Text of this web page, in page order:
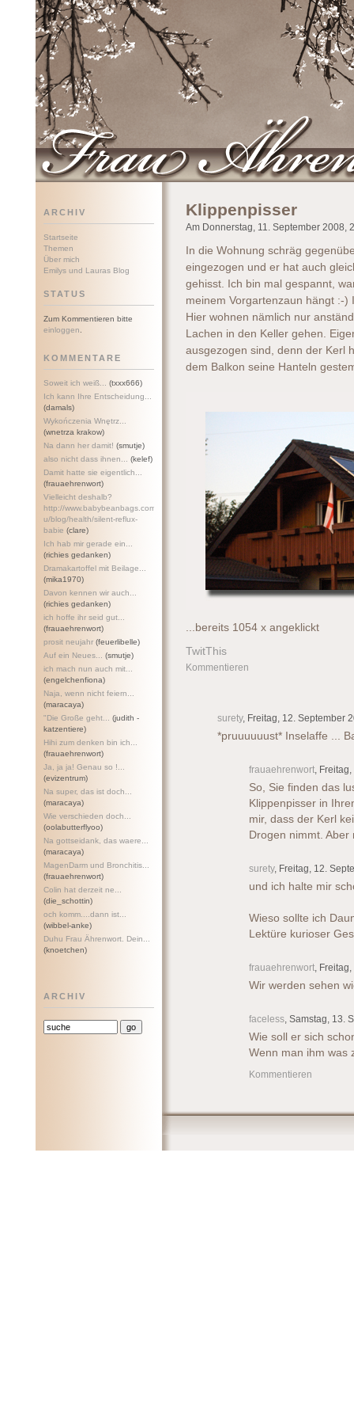
ARCHIV
Startseite
Themen
Über mich
Emilys und Lauras Blog
STATUS
Zum Kommentieren bitte
einloggen
KOMMENTARE
Soweit ich weiß...
(txxx666)
Ich kann Ihre Entscheidung...
(damals)
Wykończenia Wnętrz...
(wnetrza krakow)
Na dann her damit! (smutje)
also nicht dass ihnen...
(kelef)
Damit hatte sie eigentlich...
(frauaehrenwort)
Vielleicht deshalb?
http://www.babybeanbags.com.a
u/blog/health/silent-reflux-
babie (clare)
Ich hab mir gerade ein...
(richies gedanken)
Dramakartoffel mit Beilage...
(mika1970)
Davon kennen wir auch...
(richies gedanken)
ich hoffe ihr seid gut...
(frauaehrenwort)
prosit neujahr (feuerlibelle)
Auf ein Neues...
(smutje)
ich mach nun auch mit...
(engelchenfiona)
Naja, wenn nicht feiern...
(maracaya)
"Die Große geht...
(judith -
katzentiere)
Hihi zum denken bin ich...
(frauaehrenwort)
Ja, ja ja! Genau so !...
(evizentrum)
Na super, das ist doch...
(maracaya)
Wie verschieden doch...
(oolabutterflyoo)
Na gottseidank, das waere...
(maracaya)
MagenDarm und Bronchitis...
(frauaehrenwort)
Colin hat derzeit ne...
(die_schottin)
och komm....dann ist...
(wibbel-anke)
Duhu Frau Ährenwort. Dein...
(knoetchen)
ARCHIV
Klippenpisser
Am Donnerstag, 11. September 2008,
In die Wohnung schräg
eingezogen und er hat auch
gehisst. Ich bin mal gespannt,
meinem Vorgartenzaun hängt :-
Hier wohnen nämlich nur
Lachen in den Keller gehen.
ausgezogen sind, denn der Kerl
dem Balkon seine Hanteln
...bereits 1054 x angeklickt
TwitThis
Kommentieren
surety, Freitag, 12. September
*pruuuuuust* Inselaffe ...
frauaehrenwort,
So, Sie finden das
Klippenpisser in
mir, dass der Kerl
Drogen nimmt.
surety, Freitag, 12.
und ich halte mir
Wieso sollte ich
Lektüre kurioser
frauaehrenwort,
Wir werden sehen
faceless, Samstag, 13.
Wie soll er sich
Wenn man ihm was
Kommentieren